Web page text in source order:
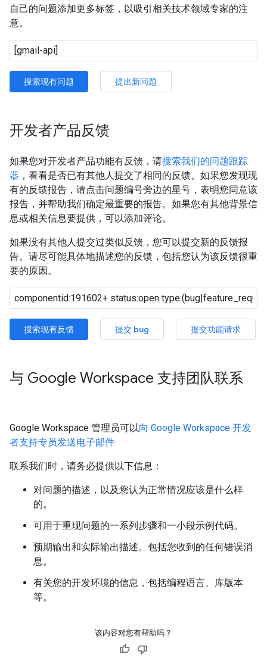
自己的问题添加更多标签，以吸引相关技术领域专家的注
意。
搜索现有问题 提出新问题
开发者产品反馈
如果您对开发者产品功能有反馈，请搜索我们的问题跟踪
器 ，看看是否已有其他人提交了相同的反馈。如果您发现现
有的反馈报告，请点击问题编号旁边的星号，表明您同意该
报告，并帮助我们确定最重要的报告。如果您有其他背景信
息或相关信息要提供，可以添加评论。
如果没有其他人提交过类似反馈，您可以提交新的反馈报
告。请尽可能具体地描述您的反馈，包括您认为该反馈很重
要的原因。
搜索现有反馈 提交 bug 提交功能请求
与 Google Workspace 支持团队联系
Google Workspace 管理员可以向 Google Workspace 开发
者支持专员发送电子邮件
联系我们时，请务必提供以下信息：
对问题的描述，以及您认为正常情况应该是什么样
的。
可用于重现问题的一系列步骤和一小段示例代码。
预期输出和实际输出描述。包括您收到的任何错误消
息。
有关您的开发环境的信息，包括编程语言、库版本
等。
该内容对您有帮助吗？